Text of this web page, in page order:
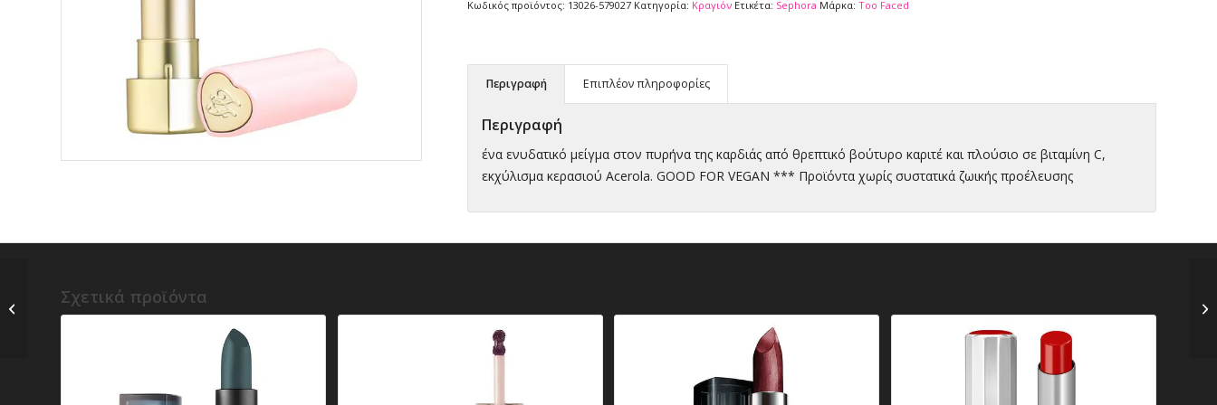
Κωδικός προϊόντος: 13026-579027 Κατηγορία: Κραγιόν Ετικέτα: Sephora Μάρκα:Too Faced
Περιγραφή Επιπλέον πληροφορίες
Περιγραφή
ένα ενυδατικό μείγμα στον πυρήνα της καρδιάς από θρεπτικό βούτυρο καριτέ και πλούσιο σε βιταμίνη C,
εκχύλισμα κερασιού Acerola. GOOD FOR VEGAN *** Προϊόντα χωρίς συστατικά ζωικής προέλευσης
Σχετικά προϊόντα
p) Too Faced – Too
Femme Heart Core –